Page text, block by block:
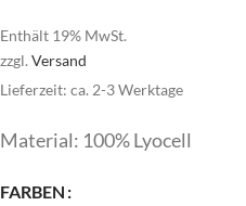
Enthält 19% MwSt.
zzgl. Versand
Lieferzeit: ca. 2-3 Werktage
Material: 100% Lyocell
FARBEN